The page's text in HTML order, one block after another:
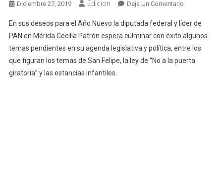
Diciembre 27, 2019 Edicion Deja Un ComentarioEn
Cecilia
Patrón
Un
Año
En sus deseos para el Año Nuevo la diputada federal y líder de
PAN en Mérida Cecilia Patrón espera culminar con éxito algunos
temas pendientes en su agenda legislativa y política, entre los
que figuran los temas de San Felipe, la ley de “No a la puerta
giratoria” y las estancias infantiles.